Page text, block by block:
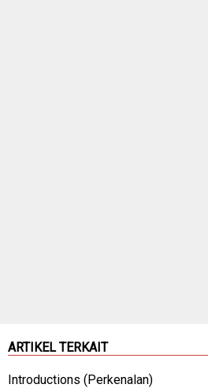
ARTIKEL TERKAIT
Introductions (Perkenalan)